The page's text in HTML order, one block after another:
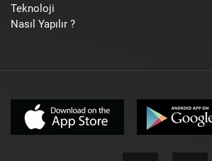
Teknoloji
Nasıl Yapılır ?